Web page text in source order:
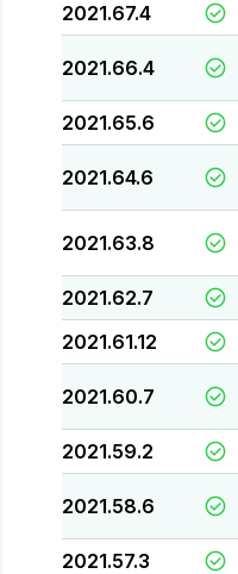
2021.67.4
2021.66.4
2021.65.6
2021.64.6
2021.63.8
2021.62.7
2021.61.12
2021.60.7
2021.59.2
2021.58.6
2021.57.3